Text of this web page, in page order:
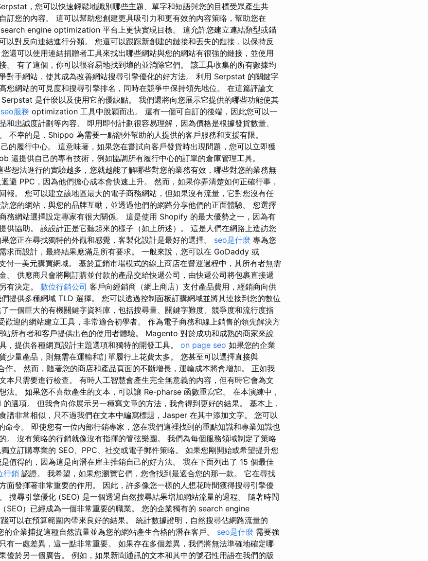
，您可以快速輕鬆地識別哪些主題、單字和短語與您的目標受眾產生共
訂您的內容。 這可以幫助您創建更具吸引力和更有效的內容策略，幫助您在
engine optimization 平台上更快實現目標。 這允許您建立連結類型或錨
以對反向連結進行分類。 您還可以跟踪新創建的鏈接和丟失的鏈接，以保持反
還可以使用連結捐贈者工具來找出哪些網站與您的網站有很強的鏈接，並使用
。 有了這個，你可以很容易地找到壞的並消除它們。 該工具收集的所有數據均
對手網站，使其成為改善網站搜尋引擎優化的好方法。 利用 Serpstat 的關鍵字
您網站的可見度和搜尋引擎排名，同時在競爭中保持領先地位。 在這篇評論文
是什麼以及使用它的優缺點。 我們還將向您展示它提供的哪些功能使其
seo服務 optimization 工具中脫穎而出。 還有一個可自訂的後端，因此您可以一
和忠誠度計劃等內容。 即用即付計劃很容易理解，因為價格是根據發貨數量、
不幸的是，Shippo 為需要一點額外幫助的人提供的客戶服務和支援有限。
的履行中心。 這意味著，如果您在嘗試向客戶發貨時出現問題，您可以立即獲
還提供自己的專有技術，例如協調所有履行中心的訂單的倉庫管理工具。
些想法進行的實驗越多，您就越能了解哪些對您的業務有效，哪些對您的業務無
避 PPC，因為他們擔心成本會快速上升。 然而，如果你弄清楚如何正確行事，
報。 您可以建立該地區最大的電子商務網站，但如果沒有流量，它對您沒有任
您的網站，與您的品牌互動，並透過他們的網路分享他們的正面體驗。 您選擇
務網站選擇設定專家有很大關係。 這是使用 Shopify 的最大優勢之一，因為有
供協助。 該設計正是它聽起來的樣子（如上所述）。 這是人們在網路上造訪您
您正在尋找獨特的外觀和感覺，客製化設計是最好的選擇。 seo是什麼 專為您
求而設計，最終結果應滿足所有要求。 一般來說，您可以在 GoDaddy 或
付一美元購買網域。 基於直銷市場模式的線上商店在營運過程中，其所有者無需
。 供應商只會將剛訂購並付款的產品交給快遞公司，由快遞公司將包裹直接遞
有決定。 數位行銷公司 客戶向經銷商（網上商店）支付產品費用，經銷商向供
提供多種網域 TLD 選擇。 您可以透過控制面板訂購網域並將其連接到您的數位
一個巨大的有機關鍵字資料庫，包括搜尋量、關鍵字難度、競爭度和流行度指
迎的網站建立工具，非常適合初學者。 作為電子商務和線上銷售的領先解決方
所有者和客戶提供出色的使用者體驗。 Magento 對於成功和成熟的商家來說
，提供各種網頁設計主題選項和獨特的開發工具。 on page seo 如果您的企業
少量產品，則無需在運輸和訂單履行上花費太多。 您甚至可以選擇直接與
作。 然而，隨著您的商店和產品頁面的不斷增長，運輸成本將會增加。 正如我
本只需要進行檢查。 有時人工智慧會產生完全無意義的內容，但有時它會為文
法。 如果您不喜歡產生的文本，可以讓 Re-pharse 函數重寫它。 在本演練中，
選項。 但我會向你展示另一種寫文章的方法，我會得到更好的結果。 基本上，
譜非常相似，只不過我們在文本中編寫標題，Jasper 在其中添加文字。 您可以
命令。 即使您有一位內部行銷專家，您在我們這裡找到的重點知識和專業知識也
。 沒有策略的行銷就像沒有指揮的管弦樂團。 我們為每個服務領域制定了策略
立訂購專業的 SEO、PPC、社交或電子郵件策略。 如果您剛開始或希望提升您
值得的，因為這是向潛在雇主推銷自己的好方法。 我在下面列出了 15 個最佳
行銷 認證。 我希望，如果您瀏覽它們，您會找到最適合您的那一款。 它在尋找
面發揮著非常重要的作用。 因此，許多像您一樣的人想花時間獲得搜尋引擎優
搜尋引擎優化 (SEO) 是一個透過自然搜尋結果增加網站流量的過程。 隨著時間
SEO）已經成為一個非常重要的職業。 您的企業獨有的 search engine
可以在預算範圍內帶來良好的結果。 統計數據證明，自然搜尋佔網路流量的
的企業捕捉這種自然流量並為您的網站產生合格的潛在客戶。 seo是什麼 需要強
有一處差異，這一點非常重要。 如果存在多個差異，我們將無法準確地確定哪
優於另一個廣告。 例如，如果新聞通訊的文本和其中的號召性用語在我們的版